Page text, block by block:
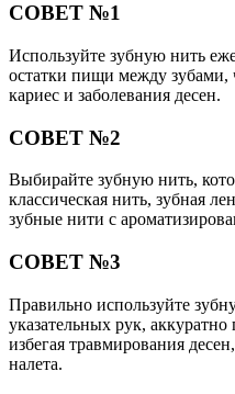
СОВЕТ №1
Используйте зубную нить
остатки пищи между зубами,
кариес и заболевания десен.
СОВЕТ №2
Выбирайте зубную нить,
классическая нить, зубная
зубные нити с
СОВЕТ №3
Правильно используйте
указательных рук,
избегая травмирования
налета.